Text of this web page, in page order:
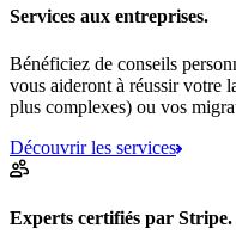
Services aux entreprises.
Bénéficiez de conseils
vous aideront à réussir votre
plus complexes) ou vos
Découvrir les services
Experts certifiés par Stripe.